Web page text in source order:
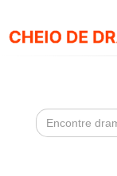
Search
for: